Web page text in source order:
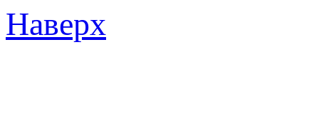
Наверх